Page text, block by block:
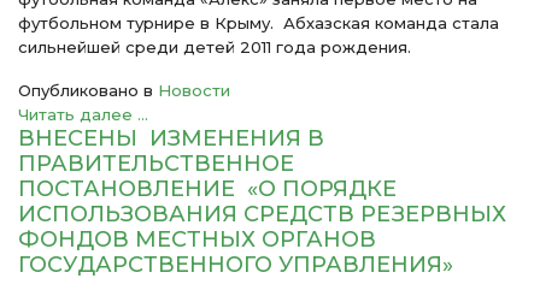
футбольном турнире в Крыму. Абхазская команда стала
сильнейшей среди детей 2011 года рождения.
Опубликовано в Новости
Читать далее ...
ВНЕСЕНЫ ИЗМЕНЕНИЯ В
ПРАВИТЕЛЬСТВЕННОЕ
ПОСТАНОВЛЕНИЕ «О ПОРЯДКЕ
ИСПОЛЬЗОВАНИЯ СРЕДСТВ РЕЗЕРВНЫХ
ФОНДОВ МЕСТНЫХ ОРГАНОВ
ГОСУДАРСТВЕННОГО УПРАВЛЕНИЯ»